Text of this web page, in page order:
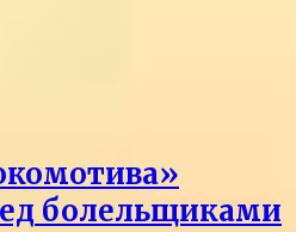
болельщиками